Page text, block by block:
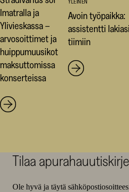
Imatralla ja
Ylivieskassa –
arvosoittimet ja
huippumuusikot
maksuttomissa
konserteissa
Avoin työpaikka:
assistentti
tiimiin
Tilaa apurahauutiskirje
Ole hyvä ja täytä